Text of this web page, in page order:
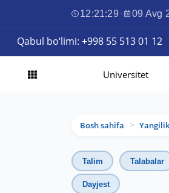
12:21:31 · 09 Avg
Qabul bo‘limi: +998 55 513 01 12
Universitet
Bosh sahifa >
Talim Talabalar
Dayjest